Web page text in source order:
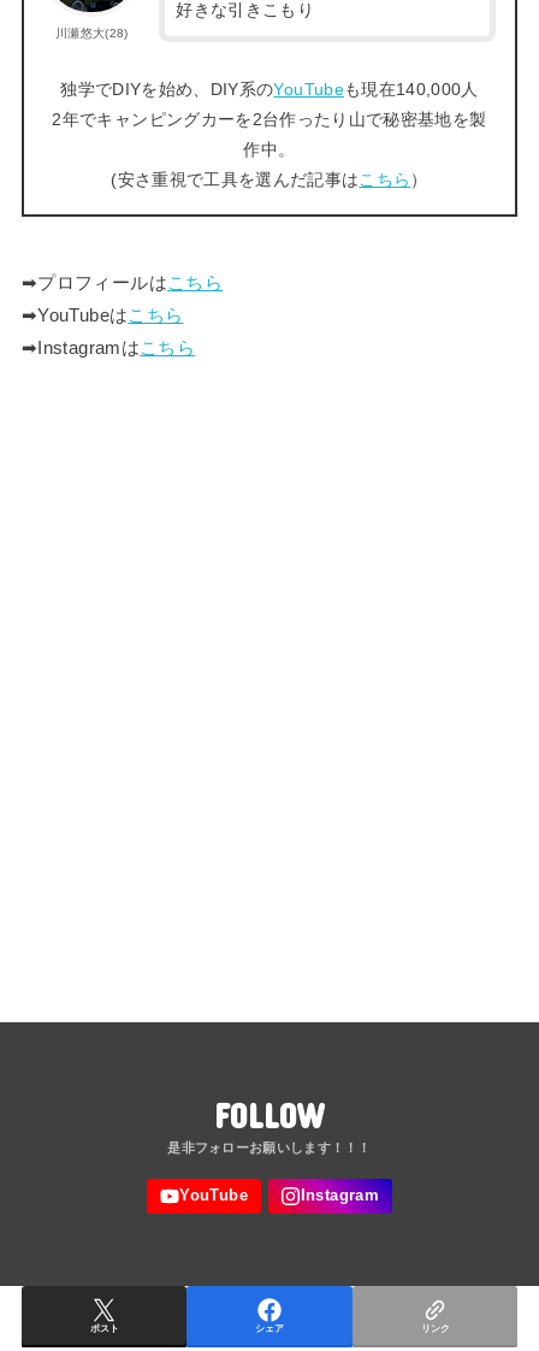
川瀬悠大(28)
好きな引きこもり
独学でDIYを始め、DIY系のYouTubeも現在140,000人
2年でキャンピングカーを2台作ったり山で秘密基地を製
作中。
(安さ重視で工具を選んだ記事はこちら ）
➡︎プロフィールはこちら
➡︎YouTubeはこちら
➡︎Instagramはこちら
FOLLOW
ポスト シェア リンク